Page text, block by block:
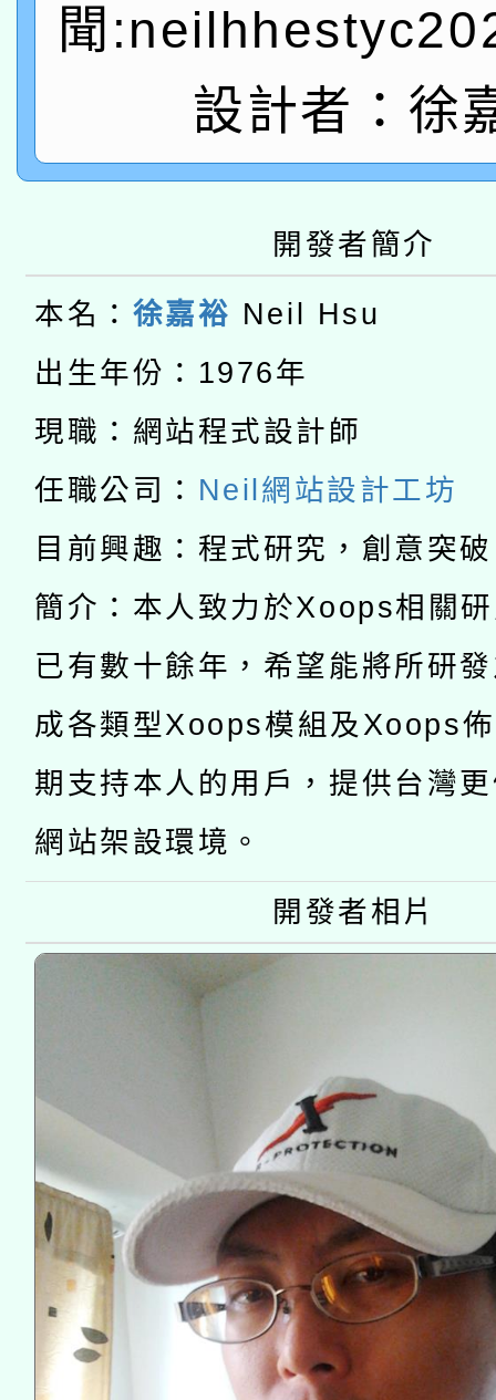
心」，鼓勵退休同仁踴
招甄選結果公告(無人
適應運動共學行動站研
本館辦理115年度閱讀
暨閱讀推動專業研習
科技賦能─人工智慧
本校115學年度第1次
第3次招考甄選結果公
本校115學年度第2次
次招考甄選結果公告(
有關原住民族委員會
公告之原住民族歲時祭
一案。
兒童少年暑期犯罪預防
答一案
有關本府115年70歲以
人員健康講座「吃得安
心」，鼓勵退休同仁踴
案。
本校115學年度第2次
招甄選結果公告(無人
招)
適應運動共學行動站研
本館辦理115年度閱讀
暨閱讀推動專業研習
科技賦能─人工智慧
礎課程
A3數位素養講師名單
聞
設計者：徐
開發者簡介
本名： 徐嘉裕 Neil Hsu
出生年份：1976年
現職：網站程式設計師
任職公司： Neil網站設計工坊
目前興趣：程式研究，創意突
簡介：本人致力於Xoops相關
已有數十餘年，希望能將所研
成各類型Xoops模組及Xoops
期支持本人的用戶，提供台灣
網站架設環境。
開發者相片